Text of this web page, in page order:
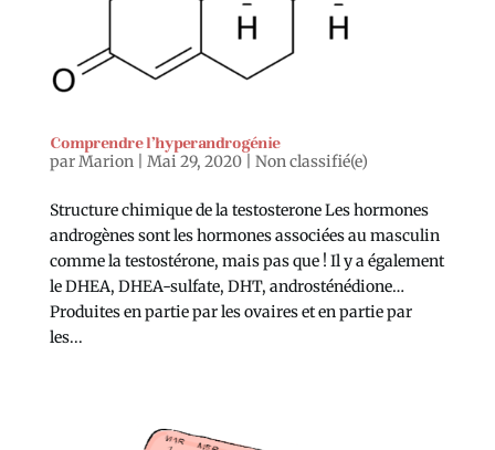
Comprendre l’hyperandrogénie
parMarion| Mai 29, 2020| Non classifié(e)
Structure chimique de la testosterone Les hormones
androgènes sont les hormones associées au masculin
comme la testostérone, mais pas que ! Il y a également
le DHEA, DHEA-sulfate, DHT, androsténédione…
Produites en partie par les ovaires et en partie par
les...